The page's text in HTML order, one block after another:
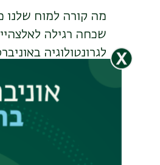
מה קורה למוח שלנו
שכחה רגילה
לגרונטולוגיה
לגיל ובדרכים
דמנציה
הפרק שנושא את
לגרונטולוגיה